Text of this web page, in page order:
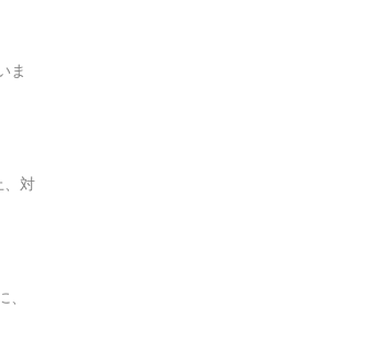
ま
、対